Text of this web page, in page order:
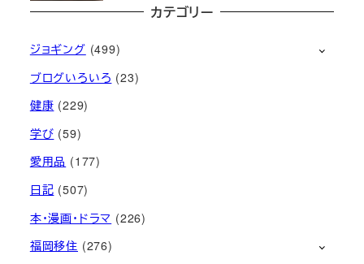
カテゴリー
ジョギング (499)
ブログいろいろ (23)
健康 (229)
学び (59)
愛用品 (177)
日記 (507)
本・漫画・ドラマ (226)
福岡移住 (276)